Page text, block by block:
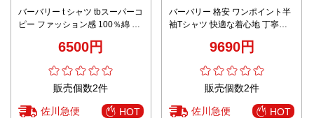
バーバリー t シャツ tbスーパーコ
ピー ファッション感 100％綿 ゆ
6500円
販売個数2件
佐川急便 HOT
バーバリー 格安 ワンポイント半
袖Tシャツ 快適な着心地 丁寧な
9690円
販売個数2件
佐川急便 HOT